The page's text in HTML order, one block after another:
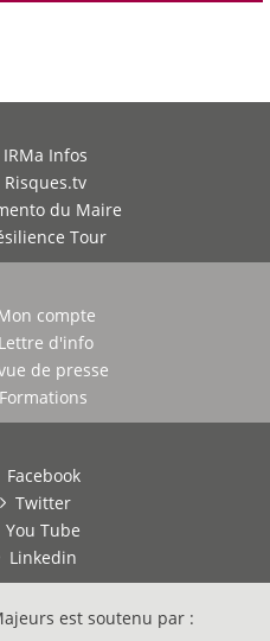
IRMa Infos
Risques.tv
du Maire
Tour
compte
Lettre d'info
de presse
Formations
Facebook
Twitter
You Tube
Linkedin
est soutenu par :